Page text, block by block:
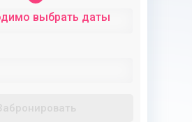
выбрать даты